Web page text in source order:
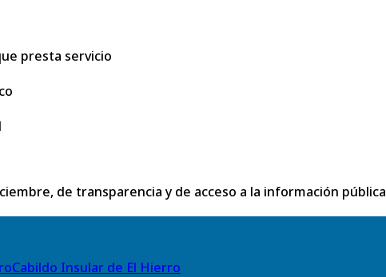
presta servicio
de transparencia y de acceso a la información pública
Cabildo Insular de El Hierro